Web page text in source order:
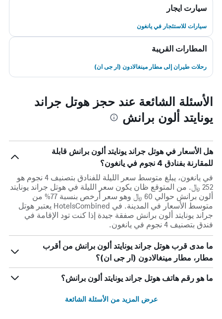
سيارت ايجار
سيارات للاستئجار في يانغون
المطارات القريبة
رحلات طيران إلى مطار مينغالادون (ار جى ان)
الأسئلة الشائعة عند حجز هوتل جراند
يونايتد ألون برانش
هل الأسعار في هوتل جراند يونايتد ألون برانش قابلة
للمقارنة بفنادق 4 نجوم في يانغون؟
في يانغون، يبلغ متوسط ​​سعر الليلة للفنادق بتصنيف 4 نجوم هو
252 ﷼. من المتوقع ظان يكون سعر الليلة في هوتل جراند يونايتد
ألون برانش حوالي 60 ﷼ وهو سعر أرخص بنسبة 77% من
متوسط الأسعار في المدينة. في HotelsCombined يعتبر هوتل
جراند يونايتد ألون برانش صفقة جيدة إذا كنت تود الإقامة في
فندق بتصنيف 4 نجوم في يانغون.
ما مدى قرب هوتل جراند يونايتد ألون برانش من أقرب
مطار، مطار مينغالادون (ار جى ان)؟
ما هو رقم هاتف هوتل جراند يونايتد ألون برانش؟
عرض المزيد من الأسئلة الشائعة